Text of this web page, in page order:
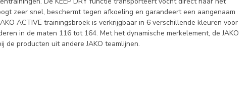
zeer snel, beschermt tegen afkoeling en garandeert een aangenaam
ACTIVE trainingsbroek is verkrijgbaar in 6 verschillende kleuren voor
in de maten 116 tot 164. Met het dynamische merkelement, de JAKO
de producten uit andere JAKO teamlijnen.